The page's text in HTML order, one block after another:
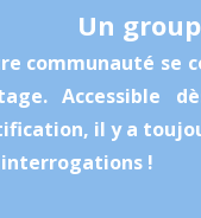
Un
communauté se
Accessible
il y a
interrogations !